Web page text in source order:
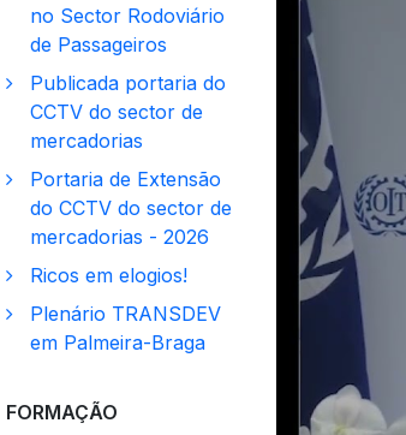
no Sector Rodoviário
de Passageiros
Publicada portaria do
CCTV do sector de
mercadorias
Portaria de Extensão
do CCTV do sector de
mercadorias - 2026
Ricos em elogios!
Plenário TRANSDEV
em Palmeira-Braga
FORMAÇÃO